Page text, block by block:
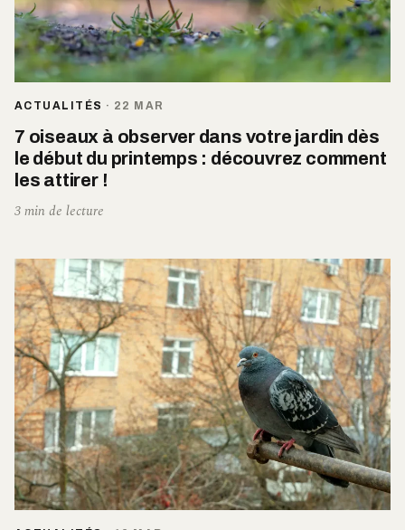
ACTUALITÉS · 22 MAR
7 oiseaux à observer dans votre jardin dès
le début du printemps : découvrez comment
les attirer !
3 min de lecture